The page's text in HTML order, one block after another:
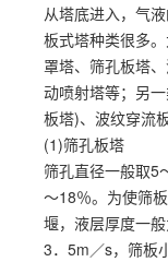
从塔底进入，气
板式塔种类很多
罩塔、筛孔板塔
动喷射塔等；另
板塔)、波纹穿流
(1)筛孔板塔
筛孔直径一般取5
～18％。为使筛
堰，液层厚度一
3．5m／s，筛板